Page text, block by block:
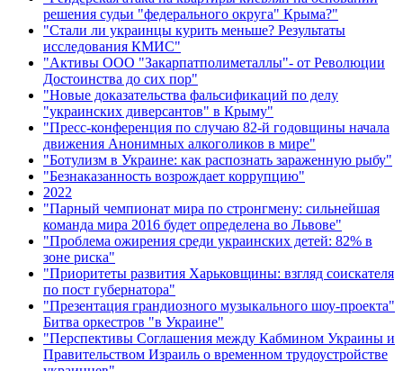
решения судьи "федерального округа" Крыма?"
"Стали ли украинцы курить меньше? Результаты
исследования КМИС"
"Активы ООО "Закарпатполиметаллы"- от Революции
Достоинства до сих пор"
"Новые доказательства фальсификаций по делу
"украинских диверсантов" в Крыму"
"Пресс-конференция по случаю 82-й годовщины начала
движения Анонимных алкоголиков в мире"
"Ботулизм в Украине: как распознать зараженную рыбу"
"Безнаказанность возрождает коррупцию"
2022
"Парный чемпионат мира по стронгмену: сильнейшая
команда мира 2016 будет определена во Львове"
"Проблема ожирения среди украинских детей: 82% в
зоне риска"
"Приоритеты развития Харьковщины: взгляд соискателя
по пост губернатора"
"Презентация грандиозного музыкального шоу-проекта"
Битва оркестров "в Украине"
"Перспективы Соглашения между Кабмином Украины и
Правительством Израиль о временном трудоустройстве